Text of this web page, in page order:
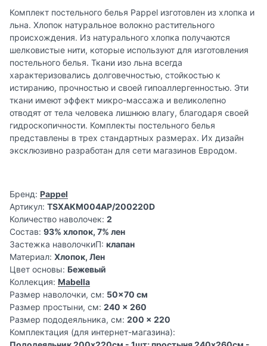
Комплект постельного белья Pappel изготовлен из хлопка и
льна. Хлопок натуральное волокно растительного
происхождения. Из натурального хлопка получаются
шелковистые нити, которые используют для изготовления
постельного белья. Ткани изо льна всегда
характеризовались долговечностью, стойкостью к
истиранию, прочностью и своей гипоаллергенностью. Эти
ткани имеют эффект микро-массажа и великолепно
отводят от тела человека лишнюю влагу, благодаря своей
гидроскопичности. Комплекты постельного белья
представлены в трех стандартных размерах. Их дизайн
эксклюзивно разработан для сети магазинов Евродом.
Бренд: Pappel
Артикул: TSXAKM004AP/200220D
Количество наволочек: 2
Состав: 93% хлопок, 7% лен
Застежка наволочкиП: клапан
Материал: Хлопок, Лен
Цвет основы: Бежевый
Коллекция: Mabella
Размер наволочки, см: 50x70 см
Размер простыни, см: 240 x 260
Размер пододеяльника, см: 200 x 220
Комплектация (для интернет-магазина):